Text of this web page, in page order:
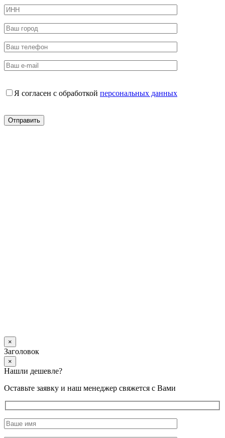
Я согласен с обработкой персональных данных
×
Заголовок
×
Нашли дешевле?
Оставьте заявку и наш менеджер свяжется с Вами